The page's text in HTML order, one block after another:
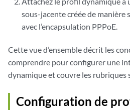
sous-jacente créée de
avec l’encapsulation PPPoE.
Cette vue d’ensemble décrit les
comprendre pour configurer une
dynamique et couvre les rubriques
Configuration de